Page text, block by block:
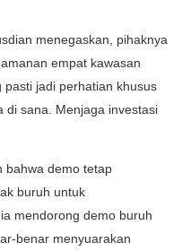
menegaskan, pihaknya
empat kawasan
pasti jadi perhatian khusus
di sana. Menjaga investasi
bahwa demo tetap
buruh untuk
mendorong demo buruh
benar menyuarakan